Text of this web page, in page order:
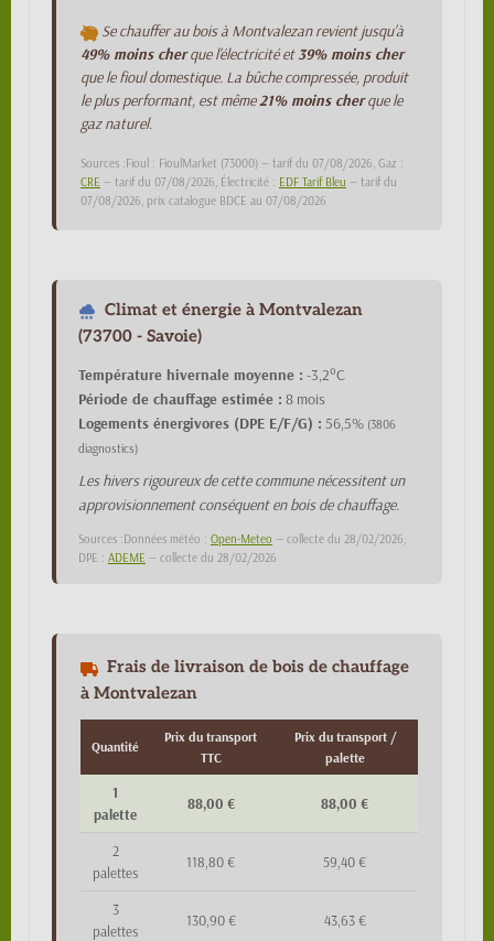
Se chauffer au bois à Montvalezan revient jusqu'à
49% moins cherque l'électricité et39% moins cher
que le fioul domestique. La bûche compressée, produit
le plus performant, est même21% moins cherque le
gaz naturel.
Sources :Fioul : FioulMarket (73000) — tarif du 07/08/2026, Gaz :
CRE — tarif du 07/08/2026, Électricité : EDF Tarif Bleu — tarif du
07/08/2026, prix catalogue BDCE au 07/08/2026
Climat et énergie à Montvalezan
(73700 - Savoie)
Température hivernale moyenne : -3,2°C
Période de chauffage estimée : 8 mois
Logements énergivores (DPE E/F/G) : 56,5% (3806
diagnostics)
Les hivers rigoureux de cette commune nécessitent un
approvisionnement conséquent en bois de chauffage.
Sources :Données météo : Open-Meteo — collecte du 28/02/2026,
DPE : ADEME — collecte du 28/02/2026
Frais de livraison de bois de chauffage
à Montvalezan
Quantité
Prix du transport
TTC
Prix du transport /
palette
1
palette
88,00 € 88,00 €
2
palettes
118,80 € 59,40 €
3
palettes
130,90 € 43,63 €